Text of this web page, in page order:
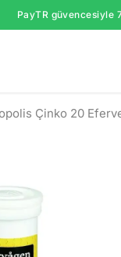
PayTR güvencesiyle
Çinko 20